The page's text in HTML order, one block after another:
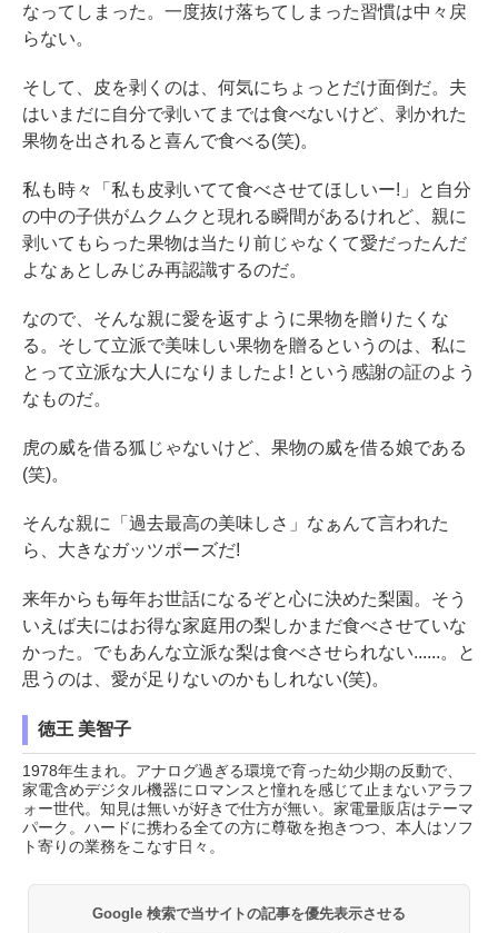
なってしまった。一度抜け落ちてしまった習慣は中々戻
らない。
そして、皮を剥くのは、何気にちょっとだけ面倒だ。夫
はいまだに自分で剥いてまでは食べないけど、剥かれた
果物を出されると喜んで食べる(笑)。
私も時々「私も皮剥いてて食べさせてほしいー!」と自分
の中の子供がムクムクと現れる瞬間があるけれど、親に
剥いてもらった果物は当たり前じゃなくて愛だったんだ
よなぁとしみじみ再認識するのだ。
なので、そんな親に愛を返すように果物を贈りたくな
る。そして立派で美味しい果物を贈るというのは、私に
とって立派な大人になりましたよ! という感謝の証のよう
なものだ。
虎の威を借る狐じゃないけど、果物の威を借る娘である
(笑)。
そんな親に「過去最高の美味しさ」なぁんて言われた
ら、大きなガッツポーズだ!
来年からも毎年お世話になるぞと心に決めた梨園。そう
いえば夫にはお得な家庭用の梨しかまだ食べさせていな
かった。でもあんな立派な梨は食べさせられない......。と
思うのは、愛が足りないのかもしれない(笑)。
徳王 美智子
1978年生まれ。アナログ過ぎる環境で育った幼少期の反動で、
家電含めデジタル機器にロマンスと憧れを感じて止まないアラフ
ォー世代。知見は無いが好きで仕方が無い。家電量販店はテーマ
パーク。ハードに携わる全ての方に尊敬を抱きつつ、本人はソフ
ト寄りの業務をこなす日々。
Google 検索で当サイトの記事を優先表示させる